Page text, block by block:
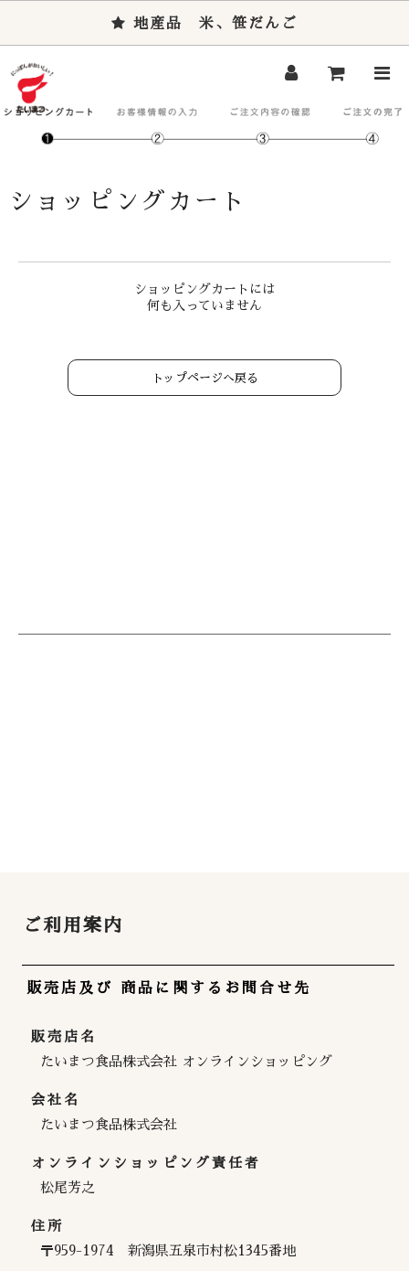
地産品 米、笹だんご
ショッピングカート
ショッピングカートには
何も入っていません
トップページへ戻る
ご利用案内
販売店及び 商品に関するお問合せ先
販売店名
たいまつ食品株式会社 オンラインショッピング
会社名
たいまつ食品株式会社
オンラインショッピング責任者
松尾芳之
住所
〒959-1974 新潟県五泉市村松1345番地